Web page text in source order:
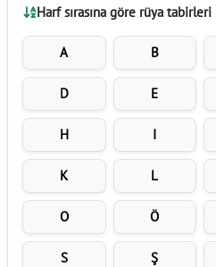
Harf sırasına göre rüya tabirleri
A B
D E
H I
K L
O Ö
S Ş